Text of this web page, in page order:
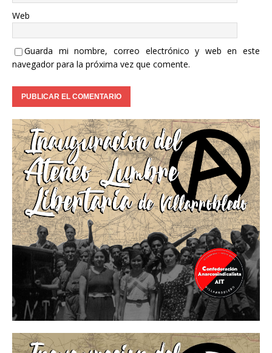
Web
Guarda mi nombre, correo electrónico y web en este
navegador para la próxima vez que comente.